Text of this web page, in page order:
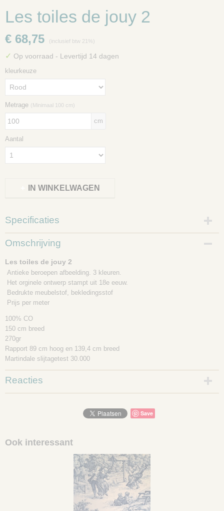
Les toiles de jouy 2
€ 68,75 (inclusief btw 21%)
✓ Op voorraad - Levertijd 14 dagen
kleurkeuze
Metrage (Minimaal 100 cm)
cm
Aantal
IN WINKELWAGEN
Specificaties
Productcode
1010001-1-1756
Omschrijving
Les toiles de jouy 2
Antieke beroepen afbeelding. 3 kleuren.
Het orginele ontwerp stampt uit 18e eeuw.
Bedrukte meubelstof, bekledingsstof
Prijs per meter
100% CO
150 cm breed
270gr
Rapport 89 cm hoog en 139,4 cm breed
Martindale slijtagetest 30.000
Reacties
Save
Ook interessant